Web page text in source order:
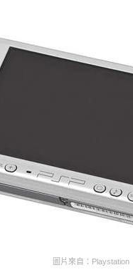
圖片來自：Playstation